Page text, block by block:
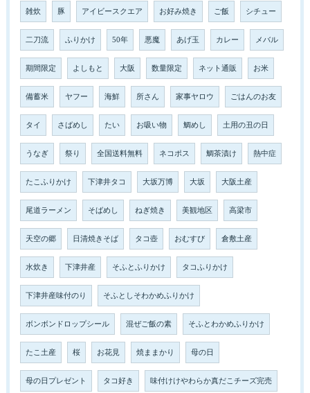
雑炊 豚 アイビースクエア お好み焼き ご飯 シチュー
二刀流 ふりかけ 50年 悪魔 あげ玉 カレー メバル
期間限定 よしもと 大阪 数量限定 ネット通販 お米
備蓄米 ヤフー 海鮮 所さん 家事ヤロウ ごはんのお友
タイ さばめし たい お吸い物 鯛めし 土用の丑の日
うなぎ 祭り 全国送料無料 ネコポス 鯛茶漬け 熱中症
たこふりかけ 下津井タコ 大坂万博 大坂 大阪土産
尾道ラーメン そばめし ねぎ焼き 美観地区 高梁市
天空の郷 日清焼きそば タコ壺 おむすび 倉敷土産
水炊き 下津井産 そふとふりかけ タコふりかけ
下津井産味付のり そふとしそわかめふりかけ
ボンボンドロップシール 混ぜご飯の素 そふとわかめふりかけ
たこ土産 桜 お花見 焼ままかり 母の日
母の日プレゼント タコ好き 味付けけやわらか真だこチーズ完売